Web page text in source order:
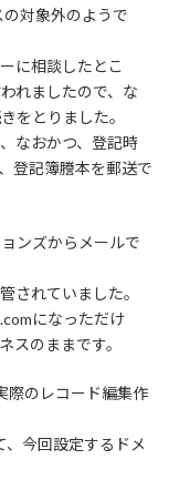
対象外のようで
に相談したとこ
れましたので、な
をとりました。
なおかつ、登記時
登記簿謄本を郵送で
ンズからメールで
されていました。
になっただけ
スのままです。
際のレコード編集作
、今回設定するドメ